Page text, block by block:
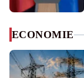
ECONOMIE